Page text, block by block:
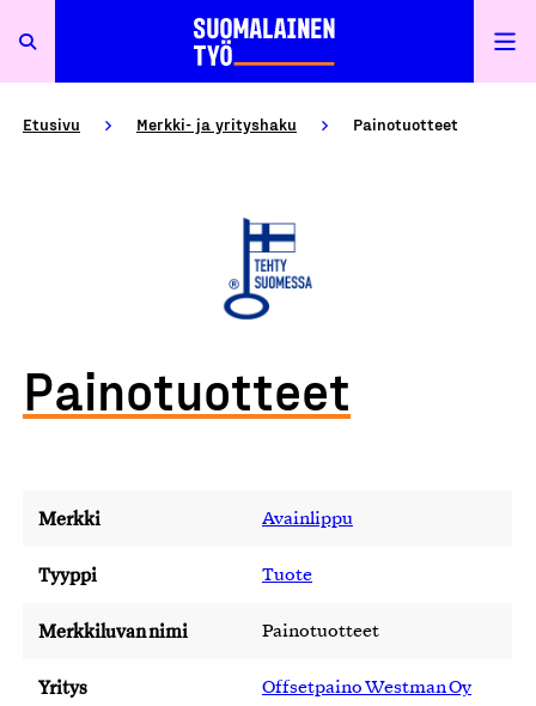
Etusivu Merkki- ja yrityshaku Painotuotteet
Painotuotteet
Merkki Avainlippu
Tyyppi Tuote
Merkkiluvan nimi Painotuotteet
Yritys Offsetpaino Westman Oy